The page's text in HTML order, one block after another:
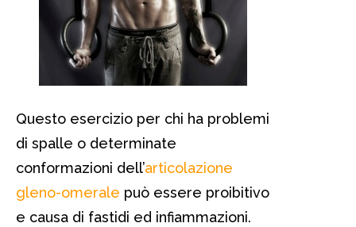
Questo esercizio per chi ha problemi
di spalle o determinate
conformazioni dell’articolazione
gleno-omerale può essere proibitivo
e causa di fastidi ed infiammazioni.